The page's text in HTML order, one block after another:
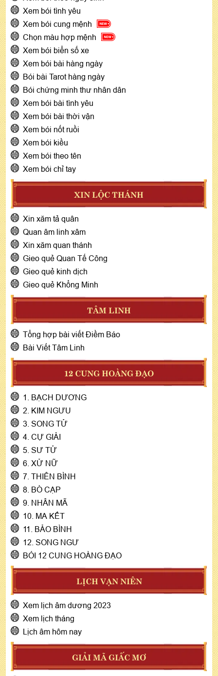
Xem bói tình yêu
Xem bói cung mệnh
Chọn màu hợp mệnh
Xem bói biển số xe
Xem bói bài hàng ngày
Bói bài Tarot hàng ngày
Bói chứng minh thư nhân dân
Xem bói bài tình yêu
Xem bói bài thời vận
Xem bói nốt ruồi
Xem bói kiều
Xem bói theo tên
Xem bói chỉ tay
XIN LỘC THÁNH
Xin xăm tả quân
Quan âm linh xâm
Xin xăm quan thánh
Gieo quẻ Quan Tế Công
Gieo quẻ kinh dịch
Gieo quẻ Khổng Minh
TÂM LINH
Tổng hợp bài viết Điềm Báo
Bài Viết Tâm Linh
12 CUNG HOÀNG ĐẠO
1. BẠCH DƯƠNG
2. KIM NGƯU
3. SONG TỬ
4. CỰ GIẢI
5. SƯ TỬ
6. XỬ NỮ
7. THIÊN BÌNH
8. BÒ CẠP
9. NHÂN MÃ
10. MA KẾT
11. BẢO BÌNH
12. SONG NGƯ
BÓI 12 CUNG HOÀNG ĐẠO
LỊCH VẠN NIÊN
Xem lịch âm dương 2023
Xem lịch tháng
Lịch âm hôm nay
GIẢI MÃ GIẤC MƠ